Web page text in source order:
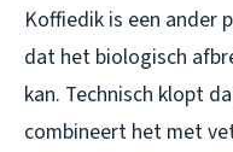
Koffiedik is een ander
dat het biologisch
kan. Technisch klopt
combineert het met